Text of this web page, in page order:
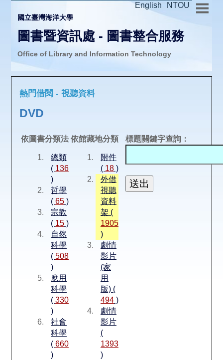
NTOU
English
國立臺灣海洋大學
圖書暨資訊處 - 圖書整合服務
Office of Library and Information Technology
推廣活動
圖書互借
線上報名
申請表單
空間借用
熱門借閱
個人借閱
熱門借閱 - 視聽資料
DVD
依圖書分類法
總類
( 136
)
哲學
( 65)
宗教
( 15)
自然
科學
( 508
)
應用
科學
( 330
)
社會
科學
( 660
)
依館藏地分類
附件
( 18)
外借
視聽
資料
架 (
1905
)
劇情
影片
(家
用
版) (
494)
劇情
影片
(
1393
)
標題關鍵字查詢：